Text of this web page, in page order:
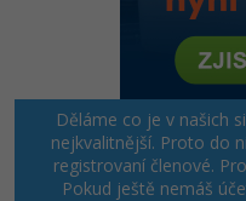
Děláme co je v našich
nejkvalitnější. Proto do
registrovaní členové.
Pokud ještě nemáš